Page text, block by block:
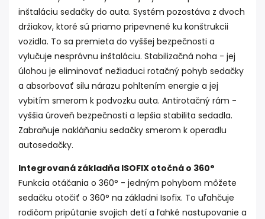
inštaláciu sedačky do auta. Systém pozostáva z dvoch
držiakov, ktoré sú priamo pripevnené ku konštrukcii
vozidla. To sa premieta do vyššej bezpečnosti a
vylučuje nesprávnu inštaláciu. Stabilizačná noha - jej
úlohou je eliminovať nežiaduci rotačný pohyb sedačky
a absorbovať silu nárazu pohltením energie a jej
vybitím smerom k podvozku auta. Antirotačný rám -
vyššia úroveň bezpečnosti a lepšia stabilita sedadla.
Zabraňuje nakláňaniu sedačky smerom k operadlu
autosedačky.
Integrovaná základňa ISOFIX otočná o 360°
Funkcia otáčania o 360° - jedným pohybom môžete
sedačku otočiť o 360° na základni Isofix. To uľahčuje
rodičom pripútanie svojich detí a ľahké nastupovanie a